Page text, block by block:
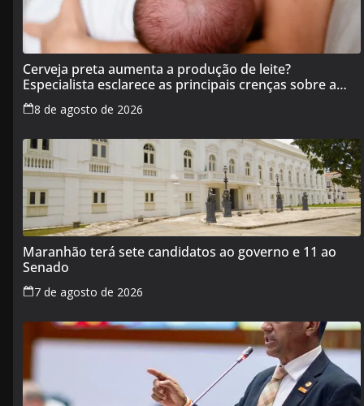
Cerveja preta aumenta a produção de leite?
Especialista esclarece as principais crenças sobre a
alimentação durante a amamentação
8 de agosto de 2026
Maranhão terá sete candidatos ao governo e 11 ao
Senado
7 de agosto de 2026